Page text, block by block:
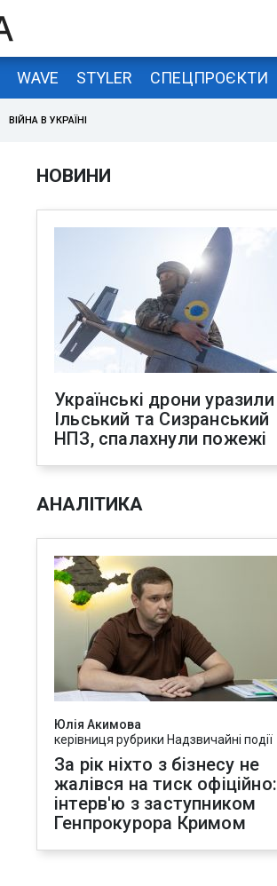
WAVE STYLER СПЕЦПРОЄКТИ
ВІЙНА В УКРАЇНІ
НОВИНИ
Українські дрони уразили
Ільський та Сизранський
НПЗ, спалахнули пожежі
АНАЛІТИКА
Юлія Акимова
керівниця рубрики Надзвичайні події
За рік ніхто з бізнесу не
жалівся на тиск офіційно:
інтерв'ю з заступником
Генпрокурора Кримом